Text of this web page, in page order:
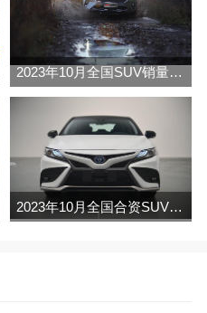
2023年10月全国SUV销量排行榜完整版(出口量
2023年10月全国合资SUV销量排行榜完整版(出口量